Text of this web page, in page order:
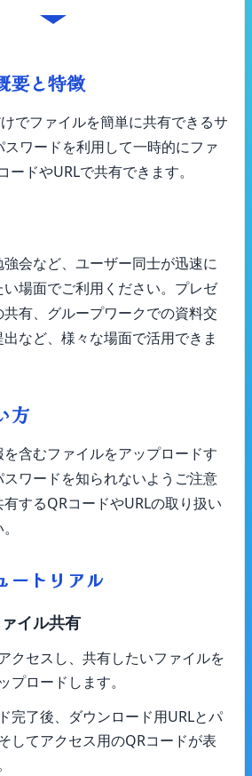
要と特徴
でファイルを簡単に共有できるサ
ワードを利用して一時的にファ
ードやURLで共有できます。
会など、ユーザー同士が迅速に
場面でご利用ください。プレゼ
有、グループワークでの資料交
など、様々な場面で活用できま
方
含むファイルをアップロードす
ワードを知られないようご注意
するQRコードやURLの取り扱い
ートリアル
イル共有
クセスし、共有したいファイルを
プロードします。
完了後、ダウンロード用URLとパ
してアクセス用のQRコードが表